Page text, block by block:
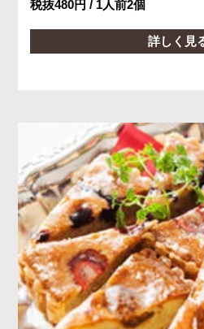
税抜480円 / 1人前2個
詳しく見